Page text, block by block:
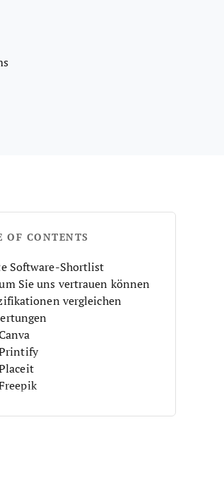
OF CONTENTS
Software-Shortlist
Sie uns vertrauen können
vergleichen